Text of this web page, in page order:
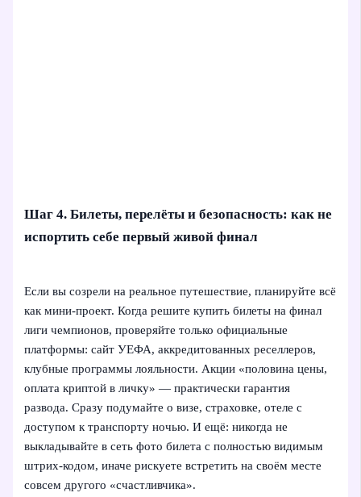
Шаг 4. Билеты, перелёты и безопасность: как не
испортить себе первый живой финал
Если вы созрели на реальное путешествие, планируйте всё
как мини-проект. Когда решите купить билеты на финал
лиги чемпионов, проверяйте только официальные
платформы: сайт УЕФА, аккредитованных реселлеров,
клубные программы лояльности. Акции «половина цены,
оплата криптой в личку» — практически гарантия
развода. Сразу подумайте о визе, страховке, отеле с
доступом к транспорту ночью. И ещё: никогда не
выкладывайте в сеть фото билета с полностью видимым
штрих-кодом, иначе рискуете встретить на своём месте
совсем другого «счастливчика».